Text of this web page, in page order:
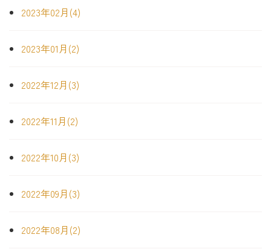
2023年02月(4)
2023年01月(2)
2022年12月(3)
2022年11月(2)
2022年10月(3)
2022年09月(3)
2022年08月(2)